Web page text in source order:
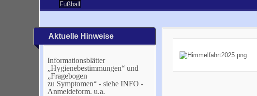
Fußball
Aktuelle Hinweise
Informationsblätter
„Hygienebestimmungen“ und
„Fragebogen
zu Symptomen“ - siehe INFO -
Anmeldeform. u.a.